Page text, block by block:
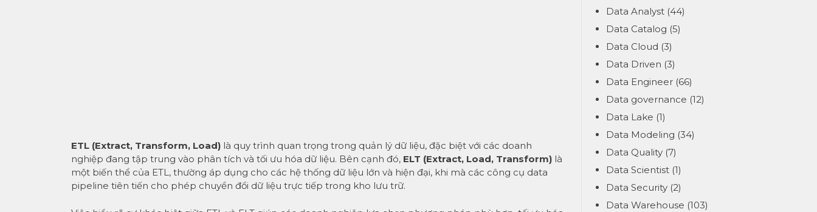
ETL (Extract, Transform, Load) là quy trình quan trọng trong quản lý dữ liệu, đặc biệt với các doanh
nghiệp đang tập trung vào phân tích và tối ưu hóa dữ liệu. Bên cạnh đó, ELT (Extract, Load, Transform) là
một biến thể của ETL, thường áp dụng cho các hệ thống dữ liệu lớn và hiện đại, khi mà các công cụ data
pipeline tiên tiến cho phép chuyển đổi dữ liệu trực tiếp trong kho lưu trữ.
Data Analyst (44)
Data Catalog (5)
Data Cloud (3)
Data Driven (3)
Data Engineer (66)
Data governance (12)
Data Lake (1)
Data Modeling (34)
Data Quality (7)
Data Scientist (1)
Data Security (2)
Data Warehouse (103)